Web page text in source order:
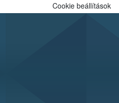
Cookie beállítások